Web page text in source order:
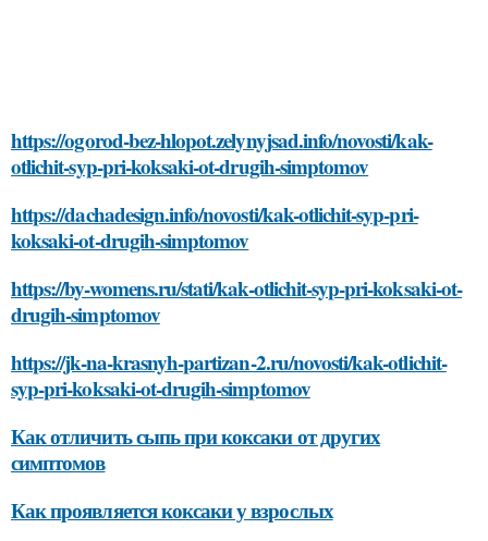
https://ogorod-bez-hlopot.zelynyjsad.info/novosti/kak-
otlichit-syp-pri-koksaki-ot-drugih-simptomov
https://dachadesign.info/novosti/kak-otlichit-syp-pri-
koksaki-ot-drugih-simptomov
https://by-womens.ru/stati/kak-otlichit-syp-pri-koksaki-ot-
drugih-simptomov
https://jk-na-krasnyh-partizan-2.ru/novosti/kak-otlichit-
syp-pri-koksaki-ot-drugih-simptomov
Как отличить сыпь при коксаки от других
симптомов
Как проявляется коксаки у взрослых